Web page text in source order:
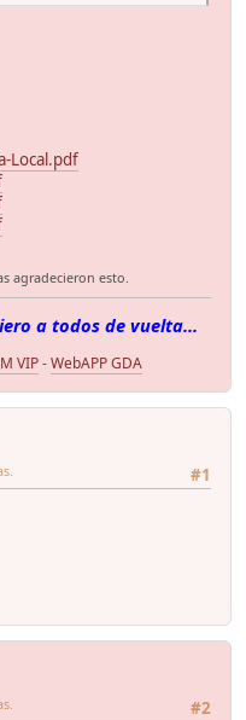
Local.pdf
agradecieron esto.
a todos de vuelta...
VIP-WebAPP GDA
#1
#2